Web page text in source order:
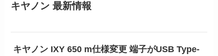
キヤノン 最新情報
キヤノン IXY 650 m仕様変更 端子がUSB Type-